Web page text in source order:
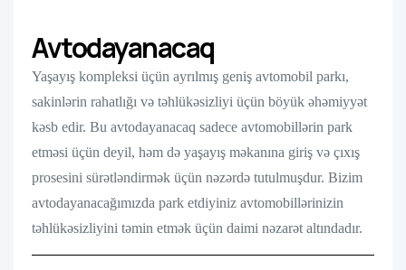
Avtodayanacaq
Yaşayış kompleksi üçün ayrılmış geniş avtomobil parkı,
sakinlərin rahatlığı və təhlükəsizliyi üçün böyük əhəmiyyət
kəsb edir. Bu avtodayanacaq sadece avtomobillərin park
etməsi üçün deyil, həm də yaşayış məkanına giriş və çıxış
prosesini sürətləndirmək üçün nəzərdə tutulmuşdur. Bizim
avtodayanacağımızda park etdiyiniz avtomobillərinizin
təhlükəsizliyini təmin etmək üçün daimi nəzarət altındadır.